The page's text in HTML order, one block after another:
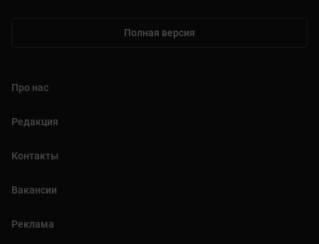
Полная версия
Про нас
Редакция
Контакты
Вакансии
Реклама